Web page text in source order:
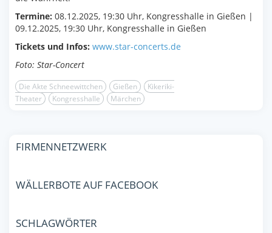
Termine: 08.12.2025, 19:30 Uhr, Kongresshalle in Gießen |
09.12.2025, 19:30 Uhr, Kongresshalle in Gießen
Tickets und Infos: www.star-concerts.de
Foto: Star-Concert
Die Akte Schneewittchen Gießen
Kikeriki-
Theater
Kongresshalle Märchen
FIRMENNETZWERK
WÄLLERBOTE AUF FACEBOOK
SCHLAGWÖRTER